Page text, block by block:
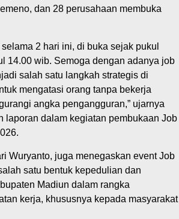
dan 28 perusahaan membuka
2 hari ini, di buka sejak pukul
14.00 wib. Semoga dengan adanya job
salah satu langkah strategis di
mengatasi orang tanpa bekerja
angka pengangguran,” ujarnya
laporan dalam kegiatan pembukaan Job
Wuryanto, juga menegaskan event Job
satu bentuk kepedulian dan
Madiun dalam rangka
kerja, khususnya kepada masyarakat